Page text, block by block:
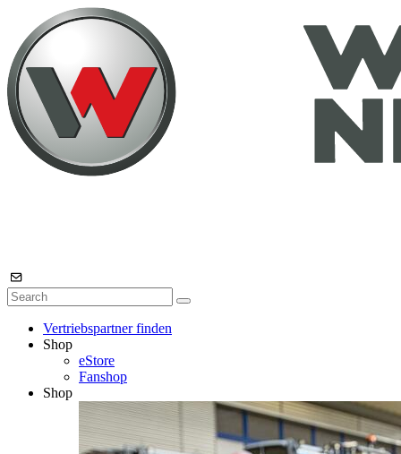
Vertriebspartner finden
Shop
eStore
Fanshop
Shop